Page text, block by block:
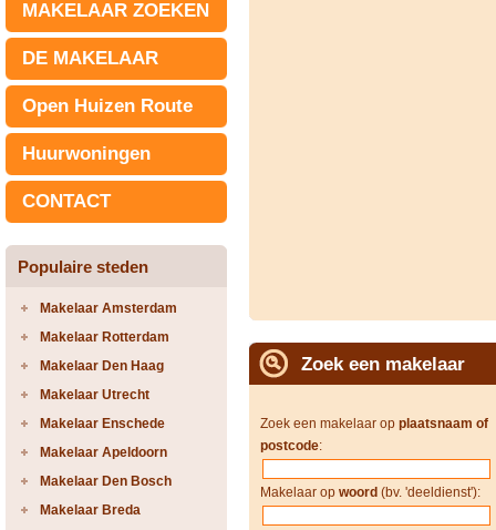
MAKELAAR ZOEKEN
DE MAKELAAR
Open Huizen Route
Huurwoningen
CONTACT
Populaire steden
Makelaar Amsterdam
Makelaar Rotterdam
Makelaar Den Haag
Makelaar Utrecht
Makelaar Enschede
Makelaar Apeldoorn
Makelaar Den Bosch
Makelaar Breda
Zoek een makelaar
Zoek een makelaar op plaatsnaam of
postcode:
Makelaar op woord (bv. 'deeldienst'):